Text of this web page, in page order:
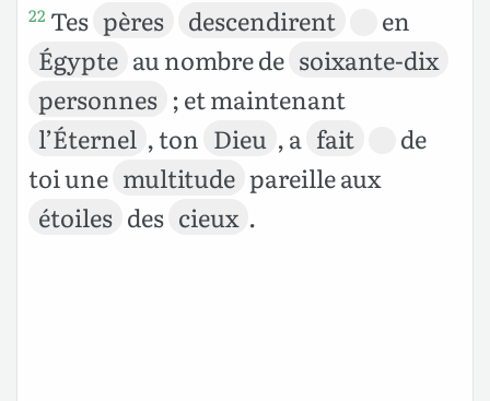
22 Tes pères descendirent
en
Égypte au nombre de soixante-dix
personnes ; et maintenant
l’Éternel , ton Dieu , a fait
de
toi une multitude pareille aux
étoiles des cieux .